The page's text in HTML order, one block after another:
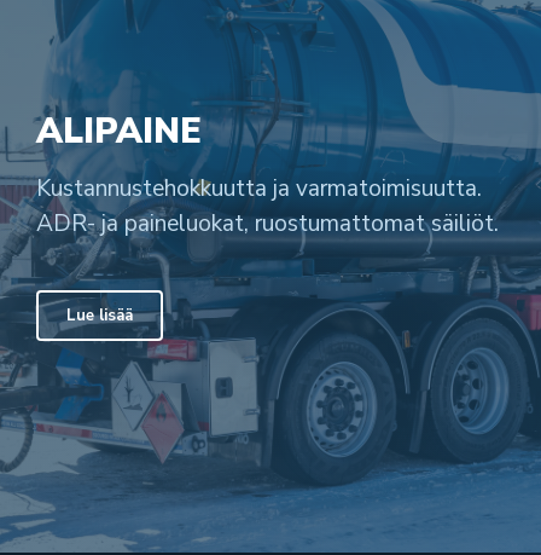
ALIPAINE
Kustannustehokkuutta ja varmatoimisuutta.
ADR- ja paineluokat, ruostumattomat säiliöt.
Lue lisää